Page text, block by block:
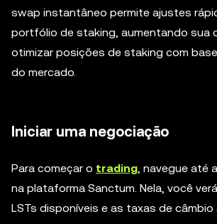
swap instantâneo permite ajustes
portfólio de staking, aumentando sua
otimizar posições de staking com
do mercado.
Iniciar uma negociação
Para começar o trading, navegue até
na plataforma Sanctum. Nela, você
LSTs disponíveis e as taxas de câmbio